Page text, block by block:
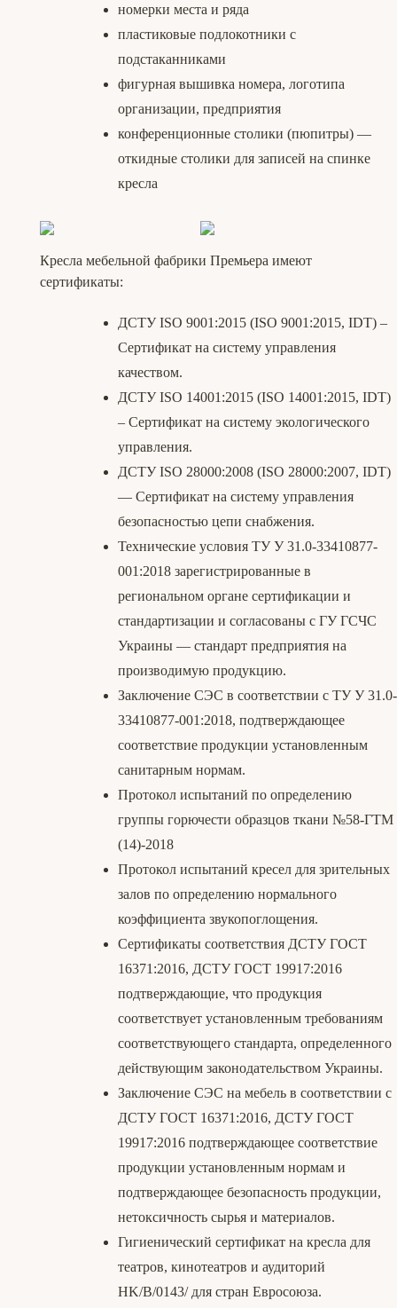
номерки места и ряда
пластиковые подлокотники с
подстаканниками
фигурная вышивка номера, логотипа
организации, предприятия
конференционные столики (пюпитры) —
откидные столики для записей на спинке
кресла
Кресла мебельной фабрики Премьера имеют
сертификаты:
ДСТУ ISO 9001:2015 (ISO 9001:2015, IDT) –
Сертификат на систему управления
качеством.
ДСТУ ISO 14001:2015 (ISO 14001:2015, IDT)
– Сертификат на систему экологического
управления.
ДСТУ ISO 28000:2008 (ISO 28000:2007, IDT)
— Сертификат на систему управления
безопасностью цепи снабжения.
Технические условия ТУ У 31.0-33410877-
001:2018 зарегистрированные в
региональном органе сертификации и
стандартизации и согласованы с ГУ ГСЧС
Украины — стандарт предприятия на
производимую продукцию.
Заключение СЭС в соответствии с ТУ У 31.0-
33410877-001:2018, подтверждающее
соответствие продукции установленным
санитарным нормам.
Протокол испытаний по определению
группы горючести образцов ткани №58-ГТМ
(14)-2018
Протокол испытаний кресел для зрительных
залов по определению нормального
коэффициента звукопоглощения.
Сертификаты соответствия ДСТУ ГОСТ
16371:2016, ДСТУ ГОСТ 19917:2016
подтверждающие, что продукция
соответствует установленным требованиям
соответствующего стандарта, определенного
действующим законодательством Украины.
Заключение СЭС на мебель в соответствии с
ДСТУ ГОСТ 16371:2016, ДСТУ ГОСТ
19917:2016 подтверждающее соответствие
продукции установленным нормам и
подтверждающее безопасность продукции,
нетоксичность сырья и материалов.
Гигиенический сертификат на кресла для
театров, кинотеатров и аудиторий
HK/B/0143/ для стран Евросоюза.